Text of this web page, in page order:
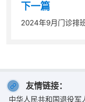
下一篇
2024年9月门诊排
友情链接：
中华人民共和国退役军